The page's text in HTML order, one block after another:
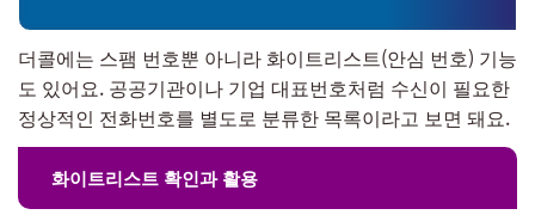
더콜에는 스팸 번호뿐 아니라 화이트리스트(안심 번호) 기능
도 있어요. 공공기관이나 기업 대표번호처럼 수신이 필요한
정상적인 전화번호를 별도로 분류한 목록이라고 보면 돼요.
화이트리스트 확인과 활용